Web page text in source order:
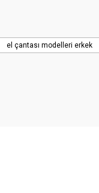
el çantası modelleri erkek